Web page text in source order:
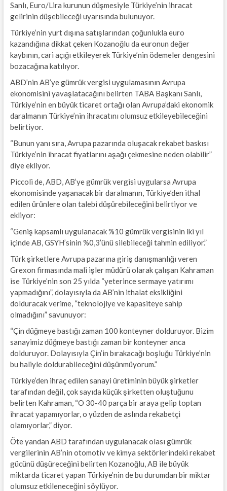
Sanlı, Euro/Lira kurunun düşmesiyle Türkiye’nin ihracat
gelirinin düşebileceği uyarısında bulunuyor.
Türkiye’nin yurt dışına satışlarından çoğunlukla euro
kazandığına dikkat çeken Kozanoğlu da euronun değer
kaybının, cari açığı etkileyerek Türkiye’nin ödemeler dengesini
bozacağına katılıyor.
ABD’nin AB’ye gümrük vergisi uygulamasının Avrupa
ekonomisini yavaşlatacağını belirten TABA Başkanı Sanlı,
Türkiye’nin en büyük ticaret ortağı olan Avrupa’daki ekonomik
daralmanın Türkiye’nin ihracatını olumsuz etkileyebileceğini
belirtiyor.
“Bunun yanı sıra, Avrupa pazarında oluşacak rekabet baskısı
Türkiye’nin ihracat fiyatlarını aşağı çekmesine neden olabilir”
diye ekliyor.
Piccoli de, ABD, AB’ye gümrük vergisi uygularsa Avrupa
ekonomisinde yaşanacak bir daralmanın, Türkiye’den ithal
edilen ürünlere olan talebi düşürebileceğini belirtiyor ve
ekliyor:
“Geniş kapsamlı uygulanacak %10 gümrük vergisinin iki yıl
içinde AB, GSYH’sinin %0,3’ünü silebileceği tahmin ediliyor.”
Türk şirketlere Avrupa pazarına giriş danışmanlığı veren
Grexon firmasında mali işler müdürü olarak çalışan Kahraman
ise Türkiye’nin son 25 yılda “yeterince sermaye yatırımı
yapmadığını”, dolayısıyla da AB’nin ithalat eksikliğini
dolduracak verime, “teknolojiye ve kapasiteye sahip
olmadığını” savunuyor:
“Çin düğmeye bastığı zaman 100 konteyner dolduruyor. Bizim
sanayimiz düğmeye bastığı zaman bir konteyner anca
dolduruyor. Dolayısıyla Çin’in bırakacağı boşluğu Türkiye’nin
bu haliyle doldurabileceğini düşünmüyorum.”
Türkiye’den ihraç edilen sanayi üretiminin büyük şirketler
tarafından değil, çok sayıda küçük şirketten oluştuğunu
belirten Kahraman, “O 30-40 parça bir araya gelip toptan
ihracat yapamıyorlar, o yüzden de aslında rekabetçi
olamıyorlar,” diyor.
Öte yandan ABD tarafından uygulanacak olası gümrük
vergilerinin AB’nin otomotiv ve kimya sektörlerindeki rekabet
gücünü düşüreceğini belirten Kozanoğlu, AB ile büyük
miktarda ticaret yapan Türkiye’nin de bu durumdan bir miktar
olumsuz etkileneceğini söylüyor.